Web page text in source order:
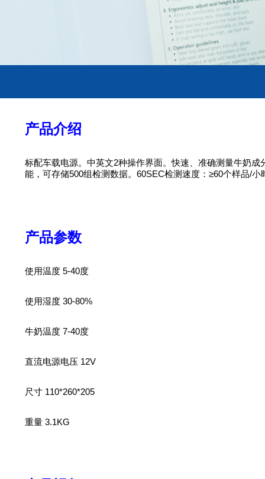
产品介绍
标配车载电源。中英文2种操作界面。快速、准确测量牛奶
能，可存储500组检测数据。60SEC检测速度：≥60个样品/
产品参数
使用温度 5-40度
使用湿度 30-80%
牛奶温度 7-40度
直流电源电压 12V
尺寸 110*260*205
重量 3.1KG